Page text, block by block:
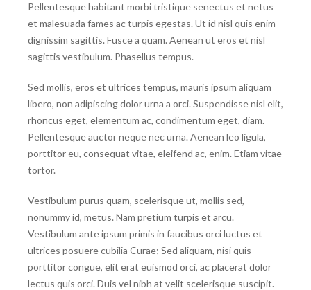
Pellentesque habitant morbi tristique senectus et netus
et malesuada fames ac turpis egestas. Ut id nisl quis enim
dignissim sagittis. Fusce a quam. Aenean ut eros et nisl
sagittis vestibulum. Phasellus tempus.
Sed mollis, eros et ultrices tempus, mauris ipsum aliquam
libero, non adipiscing dolor urna a orci. Suspendisse nisl elit,
rhoncus eget, elementum ac, condimentum eget, diam.
Pellentesque auctor neque nec urna. Aenean leo ligula,
porttitor eu, consequat vitae, eleifend ac, enim. Etiam vitae
tortor.
Vestibulum purus quam, scelerisque ut, mollis sed,
nonummy id, metus. Nam pretium turpis et arcu.
Vestibulum ante ipsum primis in faucibus orci luctus et
ultrices posuere cubilia Curae; Sed aliquam, nisi quis
porttitor congue, elit erat euismod orci, ac placerat dolor
lectus quis orci. Duis vel nibh at velit scelerisque suscipit.